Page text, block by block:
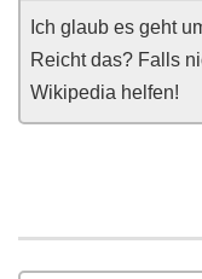
Ich glaub es geht
Reicht das? Falls
Wikipedia helfen!